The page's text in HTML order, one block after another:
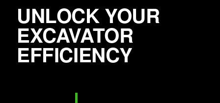
Tiltrotator,
Tilt rotor &
rotor tilt -
UNLOCK YOUR
EXCAVATOR
EFFICIENCY